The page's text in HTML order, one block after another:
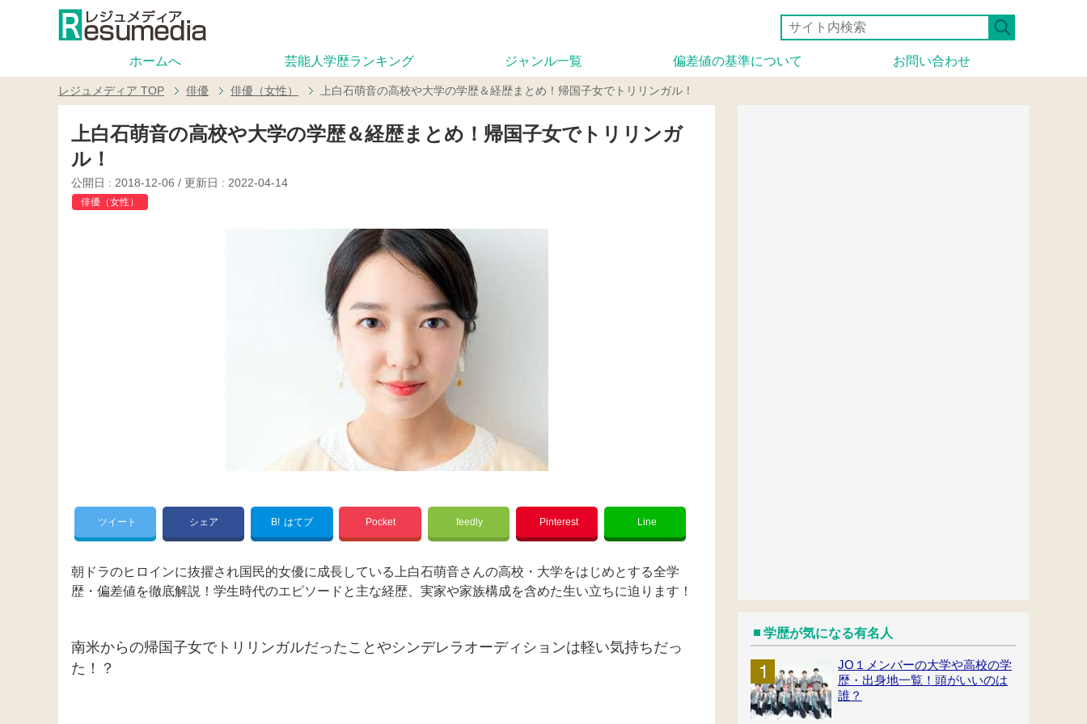
ホームへ 芸能人学歴ランキング ジャンル一覧 偏差値の基準について お問い合わせ
レジュメディア TOP 俳優 俳優（女性） 上白石萌音の高校や大学の学歴＆経歴まとめ！帰国子女でトリリンガル！
上白石萌音の高校や大学の学歴＆経歴まとめ！帰国子女でトリリンガ
ル！
公開日 : 2018-12-06 / 更新日 : 2022-04-14
俳優（女性）
ツイート シェア B! はてブ Pocket feedly Pinterest Line
朝ドラのヒロインに抜擢され国民的女優に成長している上白石萌音さんの高校・大学をはじめとする全学
歴・偏差値を徹底解説！学生時代のエピソードと主な経歴、実家や家族構成を含めた生い立ちに迫ります！
南米からの帰国子女でトリリンガルだったことやシンデレラオーディションは軽い気持ちだっ
た！？
学歴が気になる有名人
JO１メンバーの大学や高校の学
歴・出身地一覧！頭がいいのは
誰？